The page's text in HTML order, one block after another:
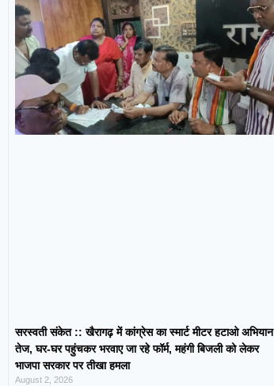
सरस्वती संकेत :: खैरागढ़ में कांग्रेस का स्मार्ट मीटर हटाओ अभियान
तेज, घर-घर पहुंचकर भरवाए जा रहे फॉर्म, महंगी बिजली को लेकर
भाजपा सरकार पर तीखा हमला
August 2, 2026